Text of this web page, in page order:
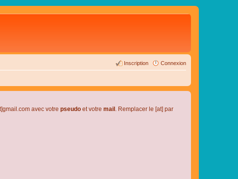
Connexion
Inscription
avec votre pseudo et votre mail . Remplacer le [at] par